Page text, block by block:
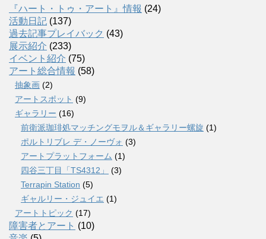
『ハート・トゥ・アート』情報 (24)
活動日記 (137)
過去記事プレイバック (43)
展示紹介 (233)
イベント紹介 (75)
アート総合情報 (58)
抽象画 (2)
アートスポット (9)
ギャラリー (16)
前衛派珈琲処マッチングモヲル＆ギャラリー螺旋 (1)
ポルトリブレ デ・ノーヴォ (3)
アートプラットフォーム (1)
四谷三丁目「TS4312」
(3)
Terrapin Station (5)
ギャルリー・ジュイエ (1)
アートトピック (17)
障害者とアート (10)